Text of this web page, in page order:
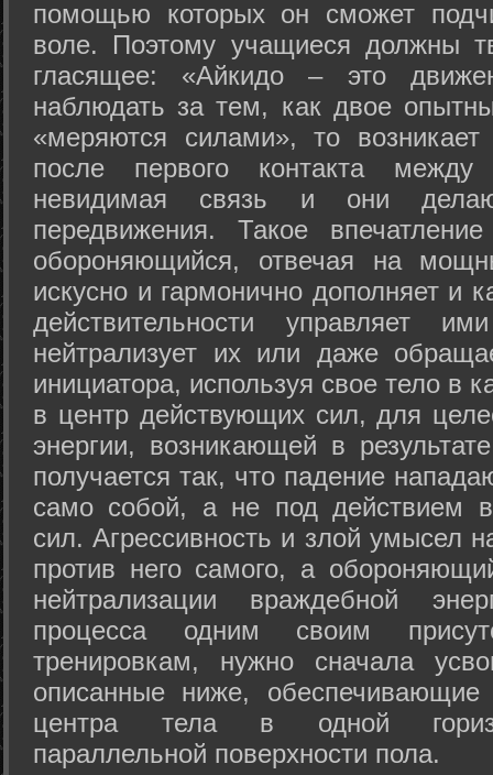
помощью которых он сможет
воле. Поэтому учащиеся должны
гласящее: «Айкидо – это
наблюдать за тем, как двое
«меряются силами», то возникает
после первого контакта
невидимая связь и они
передвижения. Такое
обороняющийся, отвечая на
искусно и гармонично дополняет и
действительности управляет
нейтрализует их или даже
инициатора, используя свое тело в
в центр действующих сил, для
энергии, возникающей в
получается так, что падение
само собой, а не под действием
сил. Агрессивность и злой умысел
против него самого, а
нейтрализации враждебной
процесса одним своим
тренировкам, нужно сначала
описанные ниже, обеспечивающие
центра тела в одной
параллельной поверхности пола.